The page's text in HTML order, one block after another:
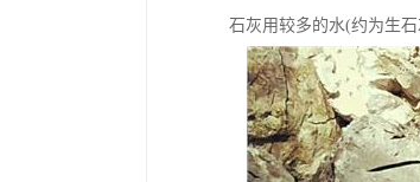
石灰用较多的水(约为生